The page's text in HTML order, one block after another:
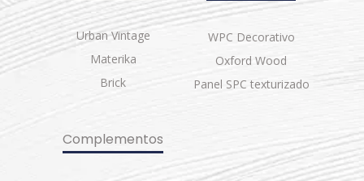
Urban Vintage
Materika
Brick
WPC Decorativo
Oxford Wood
Panel SPC texturizado
Complementos